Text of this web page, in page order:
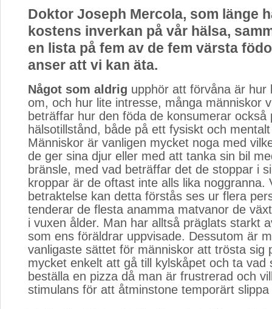
Doktor Joseph Mercola, som länge
kostens inverkan på vår hälsa,
en lista på fem av de fem värsta
anser att vi kan äta.
Något som aldrig upphör att förvåna är hur
om, och hur lite intresse, många människor
beträffar hur den föda de konsumerar också
hälsotillstånd, både på ett fysiskt och
Människor är vanligen mycket noga med
de ger sina djur eller med att tanka sin bil
bränsle, med vad beträffar det de stoppar i
kroppar är de oftast inte alls lika noggranna.
betraktelse kan detta förstås ses ur flera
tenderar de flesta anamma matvanor de
i vuxen ålder. Man har alltså präglats starkt
som ens föräldrar uppvisade. Dessutom är
vanligaste sättet för människor att trösta sig
mycket enkelt att gå till kylskåpet och ta vad
beställa en pizza då man är frustrerad och
stimulans för att åtminstone temporärt slippa